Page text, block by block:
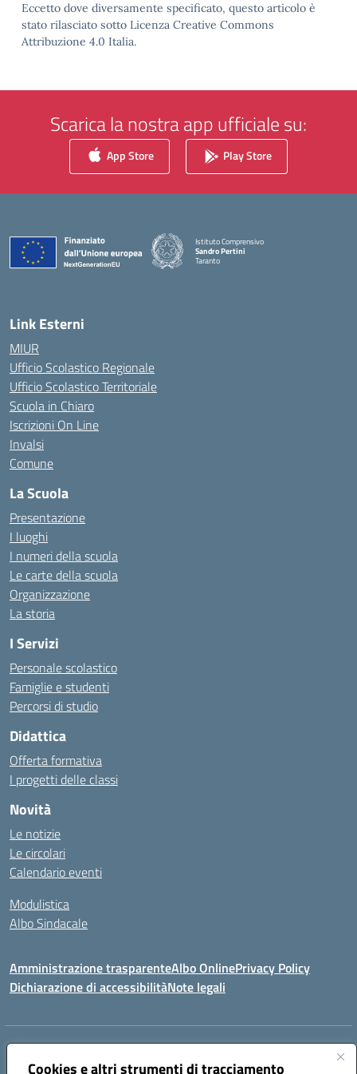
Cookies e altri strumenti di tracciamento
Eccetto dove diversamente specificato, questo articolo è
stato rilasciato sotto Licenza Creative Commons
Attribuzione 4.0 Italia.
Scarica la nostra app ufficiale su:
App Store Play Store
Istituto Comprensivo
Sandro Pertini
Taranto
Link Esterni
MIUR
Ufficio Scolastico Regionale
Ufficio Scolastico Territoriale
Scuola in Chiaro
Iscrizioni On Line
Invalsi
Comune
La Scuola
Presentazione
I luoghi
I numeri della scuola
Le carte della scuola
Organizzazione
La storia
I Servizi
Personale scolastico
Famiglie e studenti
Percorsi di studio
Didattica
Offerta formativa
I progetti delle classi
Novità
Le notizie
Le circolari
Calendario eventi
Modulistica
Albo Sindacale
Amministrazione trasparenteAlbo OnlinePrivacy Policy
Dichiarazione di accessibilitàNote legali
Indirizzo:
Centralino:0994722507 Email:TAIC873006@istruzione.it